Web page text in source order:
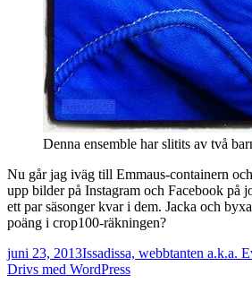
Denna ensemble har slitits av två
Nu går jag iväg till Emmaus-containern
upp bilder på Instagram och Facebook på
ett par säsonger kvar i dem. Jacka och
poäng i crop100-räkningen?
Postat
juni 23, 2013Författare
Issadissa, webbtanten a.k.a.
Drivs med WordPress